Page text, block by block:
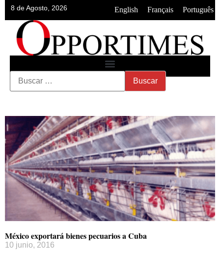
8 de Agosto, 2026 English Français Português
México exportará bienes pecuarios a Cuba
10 junio, 2016